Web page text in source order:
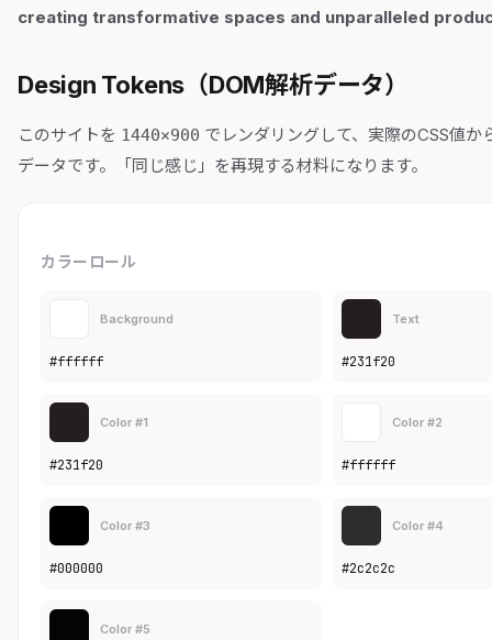
creating transformative spaces and unparalleled
Design Tokens（DOM解析データ）
このサイトを 1440×900 でレンダリングして、実際のCSS値か
データです。「同じ感じ」を再現する材料になります。
カラーロール
Background
#ffffff
Text
#231f20
Color #1
#231f20
Color #2
#ffffff
Color #3
#000000
Color #4
#2c2c2c
Color #5